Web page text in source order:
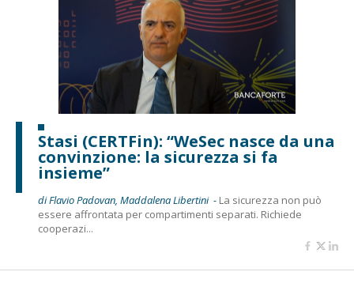
Stasi (CERTFin): “WeSec nasce da una
convinzione: la sicurezza si fa
insieme”
di Flavio Padovan, Maddalena Libertini - La sicurezza non può
essere affrontata per compartimenti separati. Richiede
cooperazi...